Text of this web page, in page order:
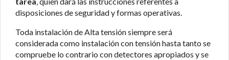
disposiciones de seguridad y formas operativas.
Toda instalación de Alta tensión siempre será
considerada como instalación con tensión hasta tanto se
compruebe lo contrario con detectores apropiados y se